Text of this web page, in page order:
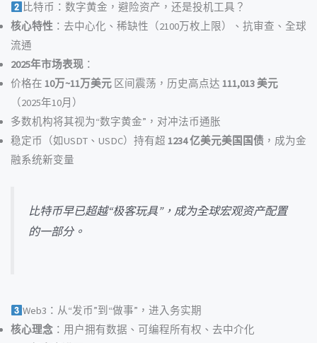
比特币：数字黄金，避险资产，还是投机工具？
核心特性 ：去中心化、稀缺性（2100万枚上限）、抗审查、全球
流通
2025年市场表现 ：
价格在 10万~11万美元 区间震荡，历史高点达 111,013 美元
（2025年10月）
多数机构将其视为“数字黄金”，对冲法币通胀
稳定币（如USDT、USDC）持有超 1234 亿美元美国国债 ，成为金
融系统新变量
比特币早已超越“极客玩具”，成为全球宏观资产配置
的一部分。
Web3：从“发币”到“做事”，进入务实期
核心理念 ：用户拥有数据、可编程所有权、去中介化